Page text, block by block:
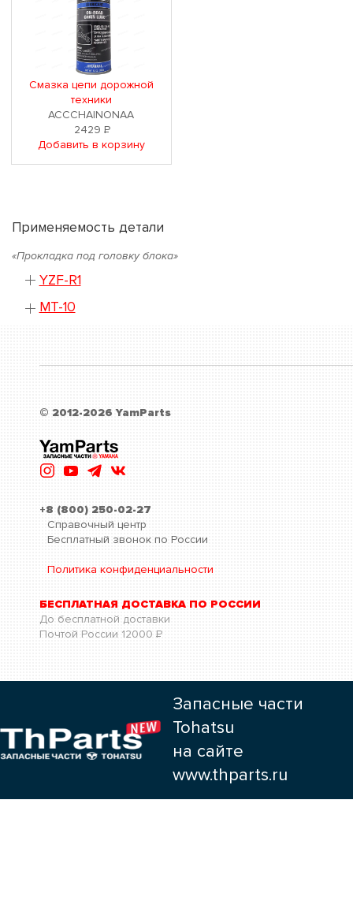
Смазка цепи дорожной
техники
ACCCHAINONAA
2429 Р
Добавить в корзину
Применяемость детали
«Прокладка под головку блока»
YZF-R1
MT-10
© 2012-2026 YamParts
+8 (800) 250-02-27
Справочный центр
Бесплатный звонок по России
Политика конфиденциальности
БЕСПЛАТНАЯ ДОСТАВКА ПО РОССИИ
До бесплатной доставки
Почтой России 12000 Р
Запасные части
Tohatsu
на сайте
www.thparts.ru